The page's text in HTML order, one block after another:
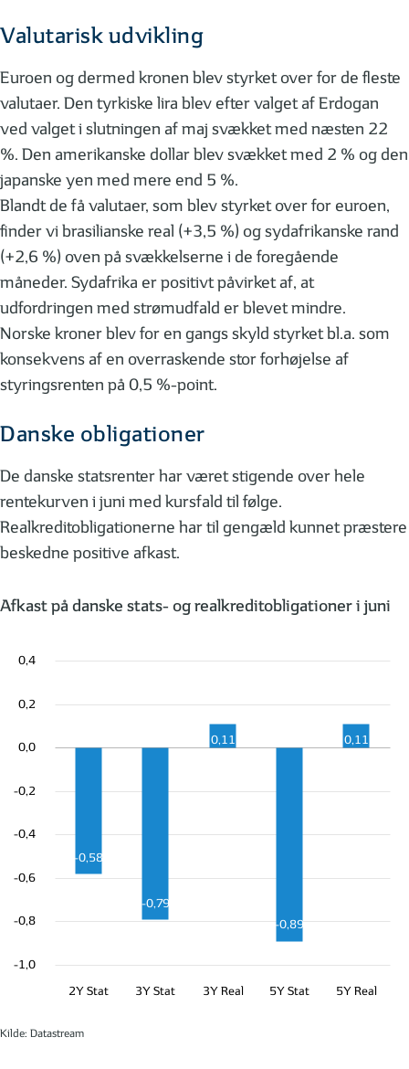
Valutarisk udvikling
Euroen og dermed kronen blev styrket over for de fleste
valutaer. Den tyrkiske lira blev efter valget af Erdogan
ved valget i slutningen af maj svækket med næsten 22
%. Den amerikanske dollar blev svækket med 2 % og den
japanske yen med mere end 5 %.
Blandt de få valutaer, som blev styrket over for euroen,
finder vi brasilianske real (+3,5 %) og sydafrikanske rand
(+2,6 %) oven på svækkelserne i de foregående
måneder. Sydafrika er positivt påvirket af, at
udfordringen med strømudfald er blevet mindre.
Norske kroner blev for en gangs skyld styrket bl.a. som
konsekvens af en overraskende stor forhøjelse af
styringsrenten på 0,5 %-point.
Danske obligationer
De danske statsrenter har været stigende over hele
rentekurven i juni med kursfald til følge.
Realkreditobligationerne har til gengæld kunnet præstere
beskedne positive afkast.
Afkast på danske stats- og realkreditobligationer i juni
-0,58
-0,79
0,11
-0,89
0,11
2Y Stat 3Y Stat 3Y Real 5Y Stat 5Y Real
-1,0
-0,8
-0,6
-0,4
-0,2
0,0
0,2
0,4
Kilde: Datastream